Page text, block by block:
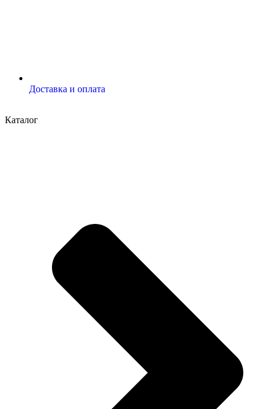
Доставка и оплата
Каталог